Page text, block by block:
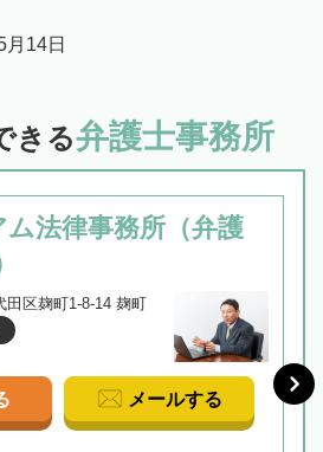
月14日
きる弁護士事務所
法律事務所（弁護
田区麹町1-8-14 麹町
メールする